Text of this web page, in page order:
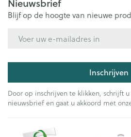
Nieuwsbrief
Blijf op de hoogte van nieuwe
Inschrijven
Door op inschrijven te klikken, schrijft u
nieuwsbrief en gaat u akkoord met